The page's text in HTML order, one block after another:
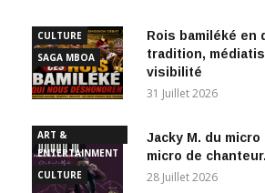
CULTURE
SAGA MBOA
Rois bamiléké en
tradition,
visibilité
31 Juillet 2026
ART &
ENTERTAINMENT
CULTURE
Jacky M. du
micro de chanteur.
28 Juillet 2026